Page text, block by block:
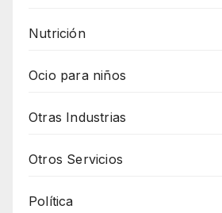
Nutrición
Ocio para niños
Otras Industrias
Otros Servicios
Política